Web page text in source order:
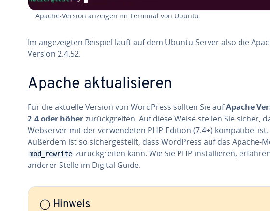
Apache-Version anzeigen im Terminal von Ubuntu.
Im an­ge­zeig­ten Beispiel läuft auf dem Ubuntu-Server also die
Version 2.4.52.
Apache ak­tua­li­sie­ren
Für die aktuelle Version von WordPress sollten Sie aufApache
2.4 oder höherzu­rück­grei­fen. Auf diese Weise stellen Sie sicher,
Webserver mit der ver­wen­de­ten PHP-Edition (7.4+) kom­pa­ti­bel ist.
Außerdem ist so si­cher­ge­stellt, dass WordPress auf das Apache-
mod_rewrite zu­rück­grei­fen kann. Wie Sie PHP in­stal­lie­ren,
anderer Stelle im Digital Guide.
Hinweis